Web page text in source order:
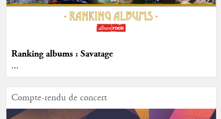
Ranking albums : Savatage
...
Compte-rendu de concert